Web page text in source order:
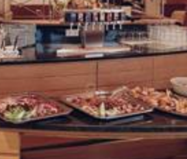
HOTEL
WARUM FURGLER?
SOFTPLAY-ANLAGE
IMPRESSIONEN
KINDERSPIELZIMMER